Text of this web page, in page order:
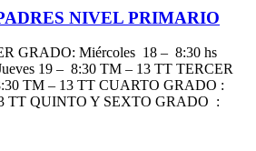
NIVEL PRIMARIO
GRADO: Miércoles 18 – 8:30 hs
19 – 8:30 TM – 13 TT TERCER
TM – 13 TT CUARTO GRADO :
TT QUINTO Y SEXTO GRADO :